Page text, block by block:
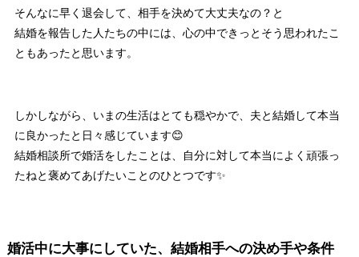
そんなに早く退会して、相手を決めて大丈夫なの？と
結婚を報告した人たちの中には、心の中できっとそう思われたこ
ともあったと思います。
しかしながら、いまの生活はとても穏やかで、夫と結婚して本当
に良かったと日々感じています😊
結婚相談所で婚活をしたことは、自分に対して本当によく頑張っ
たねと褒めてあげたいことのひとつです✨
婚活中に大事にしていた、結婚相手への決め手や条件